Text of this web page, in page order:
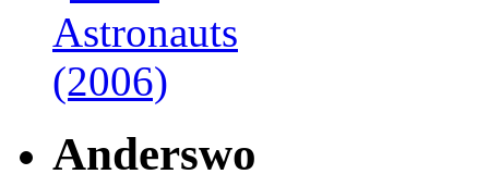
Anderswo